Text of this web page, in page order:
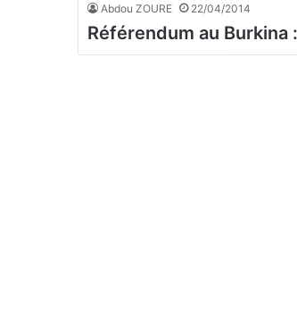
Abdou ZOURE 22/04/2014
Référendum au